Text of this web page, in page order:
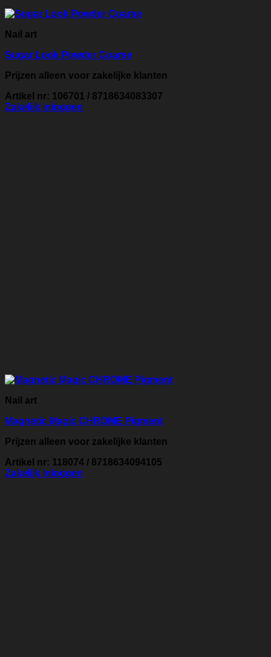
Nail art
Sugar Look Powder Coarse
Prijzen alleen voor zakelijke klanten
Artikel nr: 106701 / 8718634083307
Zakelijk inloggen
Nail art
Magnetic Magic CHROME Pigment
Prijzen alleen voor zakelijke klanten
Artikel nr: 118074 / 8718634094105
Zakelijk inloggen